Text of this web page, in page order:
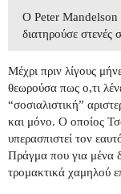
Ο Peter Mandelson
διατηρούσε στενές
Μέχρι πριν λίγους
θεωρούσα πως ο,τι
“σοσιαλιστική”
και μόνο. Ο οποίος
υπερασπιστεί τον
Πράγμα που για μένα
τρομακτικά χαμηλού